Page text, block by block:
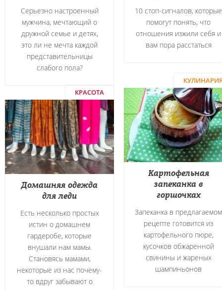
Серьезно настроенный
мужчина, мечтающий о
дружной семье и детях,
это ли не мечта каждой
представительницы
слабого пола?
10 стоп-сигналов, которые
помогут понять, что
отношения изжили себя и
вам пора расстаться
Картофельная
запеканка в
горшочках
Запеканка в предлагаемом
рецепте готовится из
картофельного пюре,
кусочков обжаренной
свинины и жареных
шампиньонов
КРАСОТА
Домашняя одежда
для леди
Есть несколько простых
истин о домашнем
гардеробе, которые
внушали нам мамы.
Становясь мамами,
некоторые из нас почему-
то вдруг забывают о